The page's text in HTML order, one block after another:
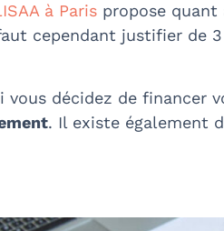
à Paris propose
cependant justifier de
décidez de financer
. Il existe également